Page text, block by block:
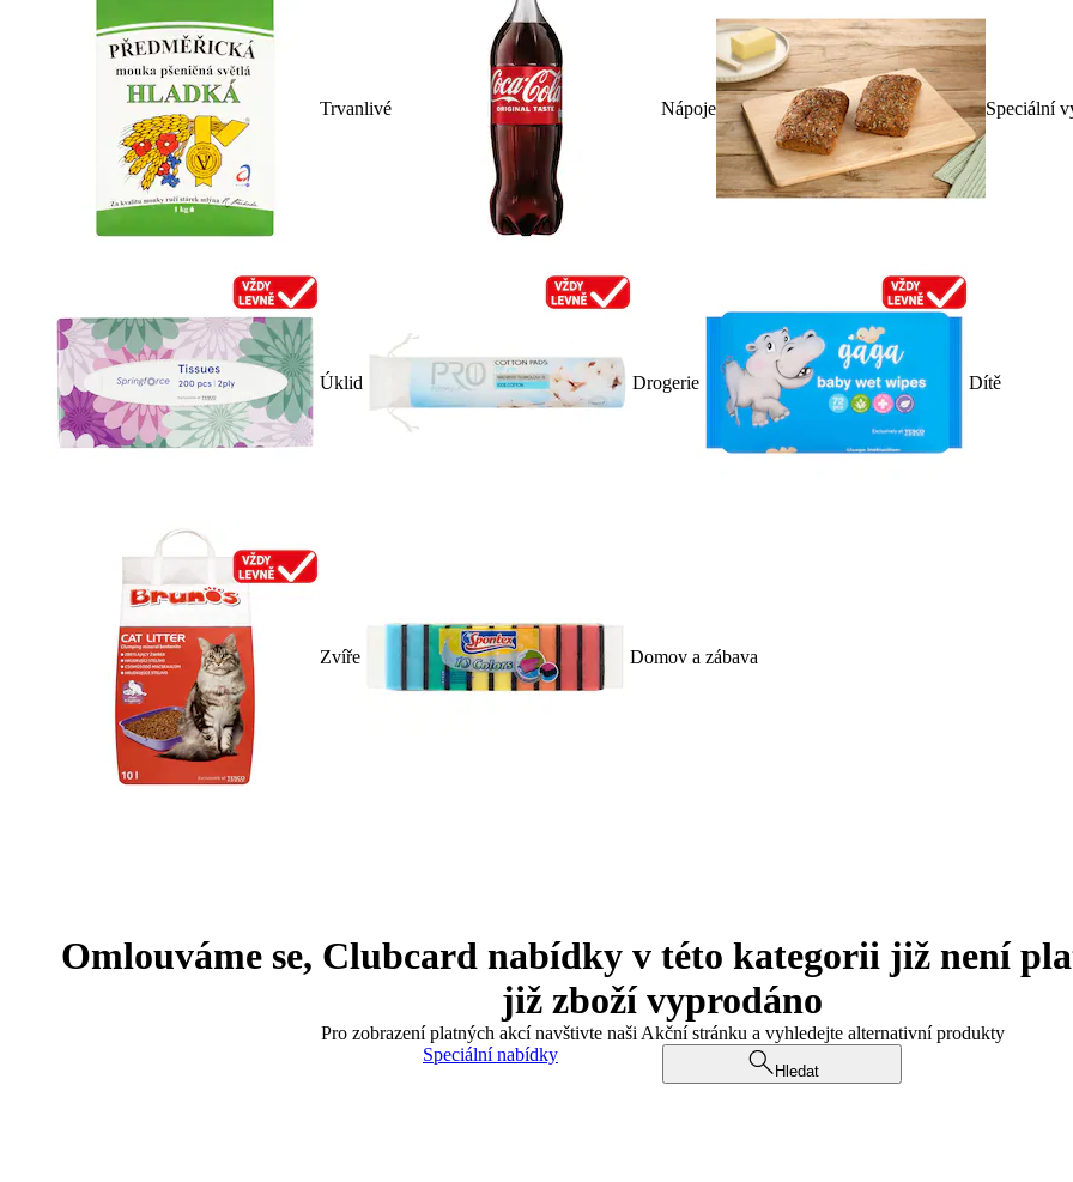
Trvanlivé Nápoje Speciální
Úklid Drogerie Dítě
Zvíře Domov a zábava
Omlouváme se, Clubcard nabídky v této kategorii již není
již zboží vyprodáno
Pro zobrazení platných akcí navštivte naši Akční stránku a vyhledejte alternativní produkty
Speciální nabídky
Hledat